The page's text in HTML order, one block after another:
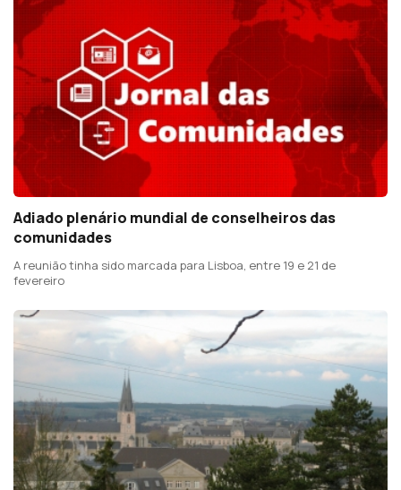
Adiado plenário mundial de conselheiros das
comunidades
A reunião tinha sido marcada para Lisboa, entre 19 e 21 de
fevereiro